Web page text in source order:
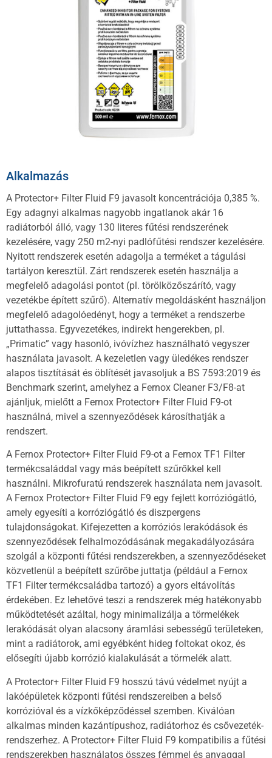
Alkalmazás
A Protector+ Filter Fluid F9 javasolt koncentrációja 0,385 %.
Egy adagnyi alkalmas nagyobb ingatlanok akár 16
radiátorból álló, vagy 130 literes fűtési rendszerének
kezelésére, vagy 250 m2-nyi padlófűtési rendszer kezelésére.
Nyitott rendszerek esetén adagolja a terméket a tágulási
tartályon keresztül. Zárt rendszerek esetén használja a
megfelelő adagolási pontot (pl. törölközőszárító, vagy
vezetékbe épített szűrő). Alternatív megoldásként használjon
megfelelő adagolóedényt, hogy a terméket a rendszerbe
juttathassa. Egyvezetékes, indirekt hengerekben, pl.
„Primatic” vagy hasonló, ivóvízhez használható vegyszer
használata javasolt. A kezeletlen vagy üledékes rendszer
alapos tisztítását és öblítését javasoljuk a BS 7593:2019 és
Benchmark szerint, amelyhez a Fernox Cleaner F3/F8-at
ajánljuk, mielőtt a Fernox Protector+ Filter Fluid F9-ot
használná, mivel a szennyeződések károsíthatják a
rendszert.
A Fernox Protector+ Filter Fluid F9-ot a Fernox TF1 Filter
termékcsaláddal vagy más beépített szűrőkkel kell
használni. Mikrofuratú rendszerek használata nem javasolt.
A Fernox Protector+ Filter Fluid F9 egy fejlett korróziógátló,
amely egyesíti a korróziógátló és diszpergens
tulajdonságokat. Kifejezetten a korróziós lerakódások és
szennyeződések felhalmozódásának megakadályozására
szolgál a központi fűtési rendszerekben, a szennyeződéseket
közvetlenül a beépített szűrőbe juttatja (például a Fernox
TF1 Filter termékcsaládba tartozó) a gyors eltávolítás
érdekében. Ez lehetővé teszi a rendszerek még hatékonyabb
működtetését azáltal, hogy minimalizálja a törmelékek
lerakódását olyan alacsony áramlási sebességű területeken,
mint a radiátorok, ami egyébként hideg foltokat okoz, és
elősegíti újabb korrózió kialakulását a törmelék alatt.
A Protector+ Filter Fluid F9 hosszú távú védelmet nyújt a
lakóépületek központi fűtési rendszereiben a belső
korrózióval és a vízkőképződéssel szemben. Kiválóan
alkalmas minden kazántípushoz, radiátorhoz és csővezeték-
rendszerhez. A Protector+ Filter Fluid F9 kompatibilis a fűtési
rendszerekben használatos összes fémmel és anyaggal